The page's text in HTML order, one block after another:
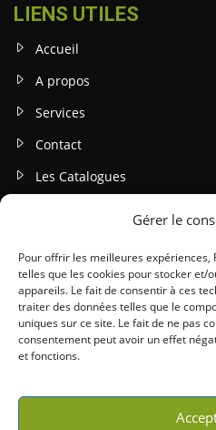
Gérer le
Pour offrir les meilleures expériences,
telles que les cookies pour stocker et/
appareils. Le fait de consentir à ces
traiter des données telles que le
uniques sur ce site. Le fait de ne pas
consentement peut avoir un effet
et fonctions.
LIENS UTILES
Accueil
A propos
Services
Contact
Les Catalogues
INFOS LEGALES
Mentions légales
Politique de confidentialité
Gestion des cookies
Conditions générales (CGU /